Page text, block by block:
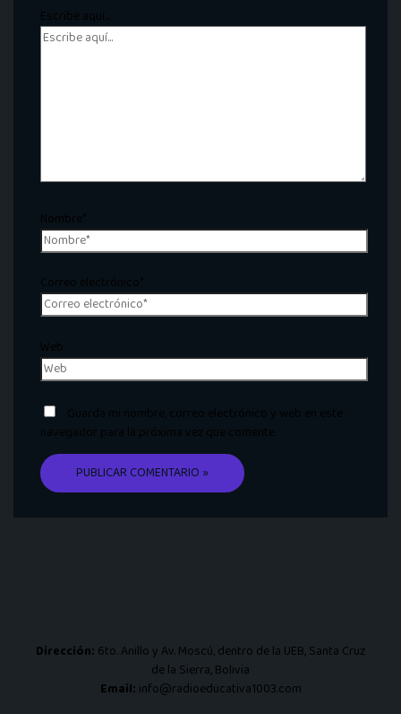
Escribe aquí...
Nombre*
Correo electrónico*
Web
Guarda mi nombre, correo electrónico y web en este
navegador para la próxima vez que comente.
Dirección: 6to. Anillo y Av. Moscú, dentro de la UEB, Santa Cruz
de la Sierra, Bolivia
Email: info@radioeducativa1003.com